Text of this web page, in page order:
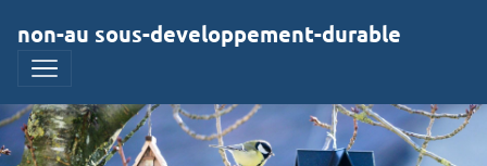
non-au sous-developpement-durable